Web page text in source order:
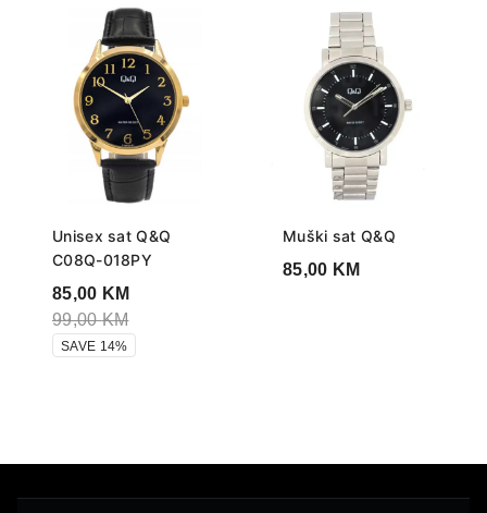
Unisex sat Q&Q
C08Q-018PY
85,00 KM
99,00KM
SAVE 14%
Muški sat Q&Q
85,00 KM